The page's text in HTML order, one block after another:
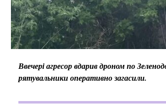
Ввечері агресор вдарив дроном по
рятувальники оперативно загасили.